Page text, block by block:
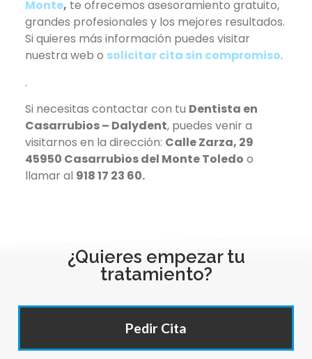
Monte, te ofrecemos asesoramiento gratuito,
grandes profesionales y los mejores resultados.
Si quieres más información puedes visitar
nuestra web o solicitar cita sin compromiso.
.
Si necesitas contactar con tu Dentista en
Casarrubios – Dalydent, puedes venir a
visitarnos en la dirección: Calle Zarza, 29
45950 Casarrubios del Monte Toledo o
llamar al 918 17 23 60.
¿Quieres empezar tu
tratamiento?
Pedir Cita